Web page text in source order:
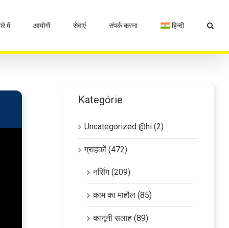
में आयोगों सेवाएं संपर्क करना हिन्दी
Kategórie
Uncategorized @hi (2)
ग्राहकों (472)
नर्सिंग (209)
काम का माहौल (85)
कानूनी सलाह (89)